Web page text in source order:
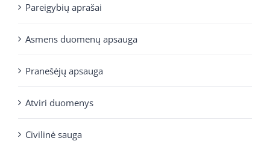
Pareigybių aprašai
Asmens duomenų apsauga
Pranešėjų apsauga
Atviri duomenys
Civilinė sauga